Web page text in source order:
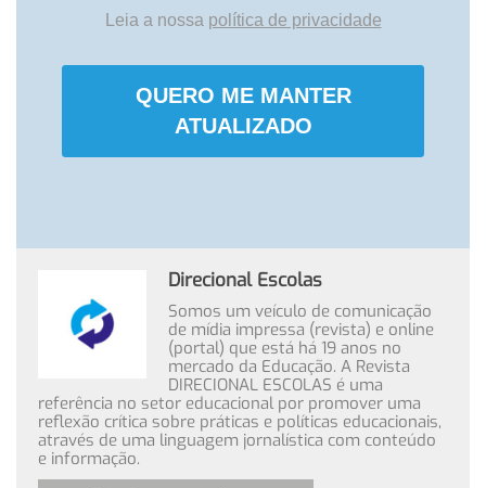
Leia a nossa política de privacidade
QUERO ME MANTER
ATUALIZADO
Direcional Escolas
Somos um veículo de comunicação
de mídia impressa (revista) e online
(portal) que está há 19 anos no
mercado da Educação. A Revista
DIRECIONAL ESCOLAS é uma
referência no setor educacional por promover uma
reflexão crítica sobre práticas e políticas educacionais,
através de uma linguagem jornalística com conteúdo
e informação.